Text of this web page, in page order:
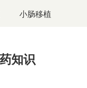
小肠移植
知识